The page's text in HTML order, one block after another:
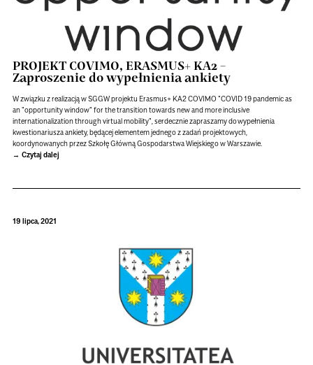
PROJEKT COVIMO, ERASMUS+ KA2 –
Zaproszenie do wypełnienia ankiety
W związku z realizacją w SGGW projektu Erasmus+ KA2 COVIMO "COVID 19 pandemic as
an "opportunity window" for the transition towards new and more inclusive
internationalization through virtual mobility", serdecznie zapraszamy do wypełnienia
kwestionariusza ankiety, będącej elementem jednego z zadań projektowych,
koordynowanych przez Szkołę Główną Gospodarstwa Wiejskiego w Warszawie.
Czytaj dalej
19 lipca, 2021